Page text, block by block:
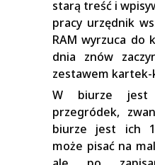
starą treść i
pracy urzędnik
RAM wyrzuca do
dnia znów
zestawem kartek-
W biurze
przegródek,
biurze jest ich
może pisać na